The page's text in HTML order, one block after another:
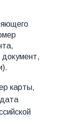
документ,
карты,